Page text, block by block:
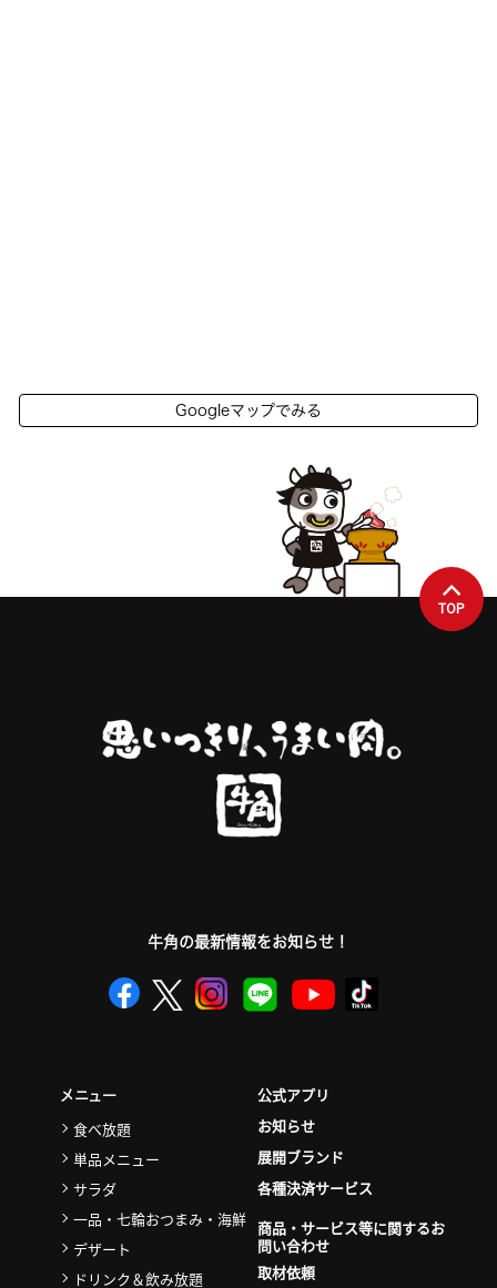
Googleマップでみる
TOP
牛角の最新情報をお知らせ！
メニュー
食べ放題
単品メニュー
サラダ
一品・七輪おつまみ・海鮮
デザート
ドリンク＆飲み放題
公式アプリ
お知らせ
展開ブランド
各種決済サービス
商品・サービス等に関するお
問い合わせ
取材依頼